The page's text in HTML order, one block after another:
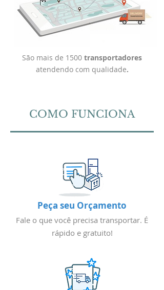
São mais de 1500 transportadores
atendendo com qualidade.
Fale o que você precisa transportar. É
rápido e gratuito!
Peça seu Orçamento
COMO FUNCIONA